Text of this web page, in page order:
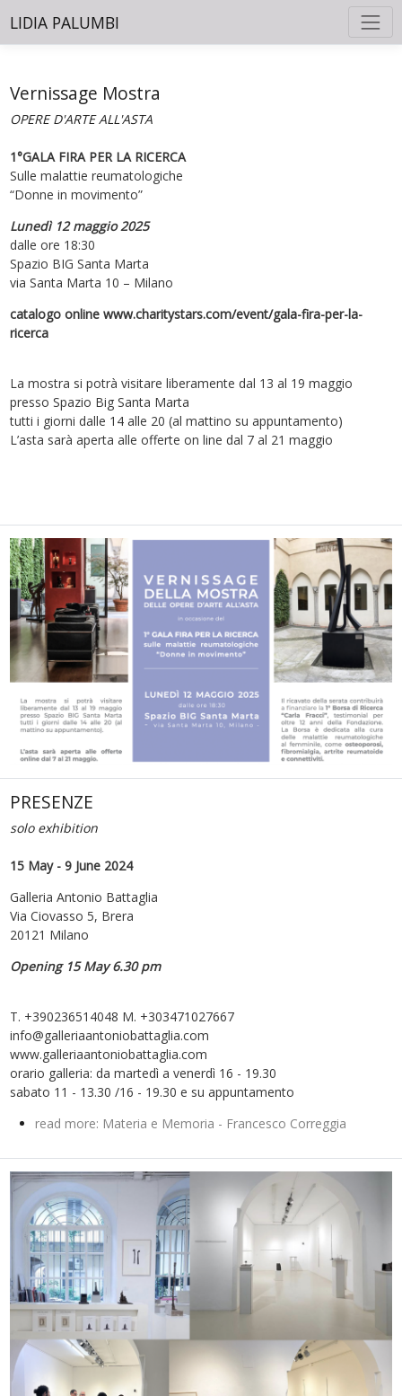
LIDIA PALUMBI
Vernissage Mostra
OPERE D'ARTE ALL'ASTA
1°GALA FIRA PER LA RICERCA
Sulle malattie reumatologiche
“Donne in movimento”
Lunedì 12 maggio 2025
dalle ore 18:30
Spazio BIG Santa Marta
via Santa Marta 10 – Milano
catalogo online www.charitystars.com/event/gala-fira-per-la-
ricerca
La mostra si potrà visitare liberamente dal 13 al 19 maggio
presso Spazio Big Santa Marta
tutti i giorni dalle 14 alle 20 (al mattino su appuntamento)
L’asta sarà aperta alle offerte on line dal 7 al 21 maggio
PRESENZE
solo exhibition
15 May - 9 June 2024
Galleria Antonio Battaglia
Via Ciovasso 5, Brera
20121 Milano
Opening 15 May 6.30 pm
T. +390236514048 M. +303471027667
info@galleriaantoniobattaglia.com
www.galleriaantoniobattaglia.com
orario galleria: da martedì a venerdì 16 - 19.30
sabato 11 - 13.30 /16 - 19.30 e su appuntamento
read more: Materia e Memoria - Francesco Correggia